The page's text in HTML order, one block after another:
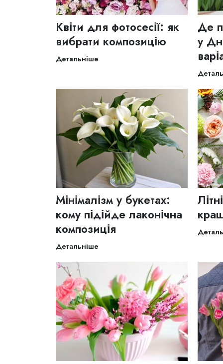
Квіти для фотосесії: як
вибрати композицію
Детальніше
Де
у
Мінімалізм у букетах:
кому підійде лаконічна
композиція
Детальніше